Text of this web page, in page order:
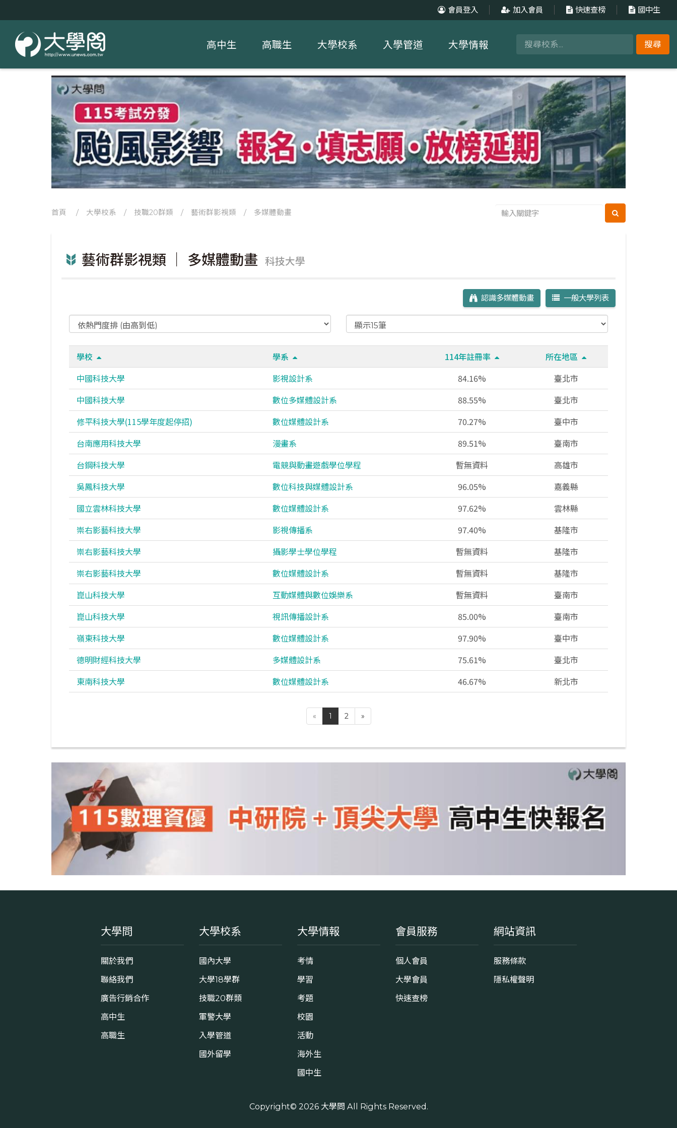
會員登入 加入會員 快速查榜 國中生
搜尋
高中生 高職生 大學校系 入學管道 大學情報
首頁 / 大學校系 / 技職20群類 / 藝術群影視類 / 多媒體動畫
藝術群影視類 ｜ 多媒體動畫 科技大學
一般大學列表
認識多媒體動畫
學校 學系 114年註冊率
所在地區
中國科技大學
影視設計系 84.16%
臺北市
中國科技大學
數位多媒體設計系 88.55%
臺北市
修平科技大學(115學年度起停招)
數位媒體設計系 70.27%
臺中市
台南應用科技大學
漫畫系 89.51%
臺南市
台鋼科技大學
電競與動畫遊戲學位學程 暫無資料
高雄市
吳鳳科技大學
數位科技與媒體設計系 96.05%
嘉義縣
國立雲林科技大學
數位媒體設計系 97.62%
雲林縣
崇右影藝科技大學
影視傳播系 97.40%
基隆市
崇右影藝科技大學
攝影學士學位學程 暫無資料
基隆市
崇右影藝科技大學
數位媒體設計系 暫無資料
基隆市
崑山科技大學
互動媒體與數位娛樂系 暫無資料
臺南市
崑山科技大學
視訊傳播設計系 85.00%
臺南市
嶺東科技大學
數位媒體設計系 97.90%
臺中市
德明財經科技大學
多媒體設計系 75.61%
臺北市
東南科技大學
數位媒體設計系 46.67% 新北市
« 1 2 »
大學問
關於我們
聯絡我們
廣告行銷合作
高中生
高職生
大學校系
國內大學
大學18學群
技職20群類
軍警大學
入學管道
國外留學
大學情報
考情
學習
考題
校園
活動
海外生
國中生
會員服務
個人會員
大學會員
快速查榜
網站資訊
服務條款
隱私權聲明
Copyright© 2026 大學問 All Rights Reserved.